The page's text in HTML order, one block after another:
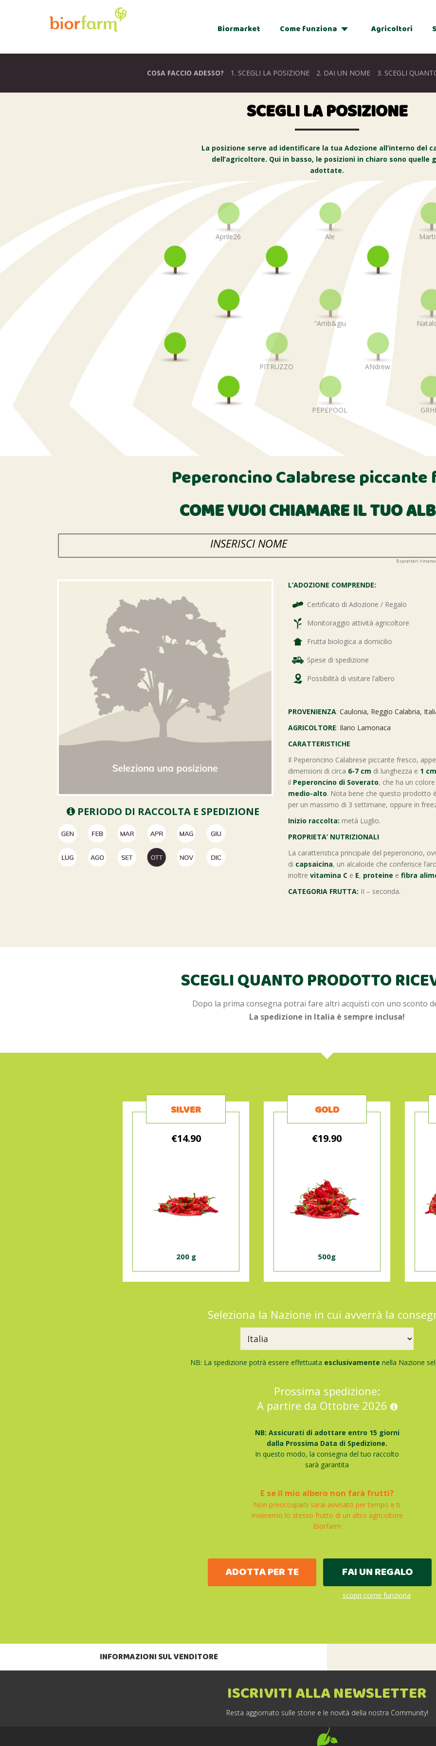
Biormarket Come funziona Agricoltori
COSA FACCIO ADESSO? 1. SCEGLI LA POSIZIONE 2. DAI UN NOME 3. SCEGLI
SCEGLI LA POSIZIONE
La posizione serve ad identificare la tua Adozione all’interno del
dell’agricoltore. Qui in basso, le posizioni in chiaro sono quelle
adottate.
Aprile26 Ale
"Amb&giu
PITRUZZO ANdrew
PEPEPOOL
Peperoncino Calabrese piccante
COME VUOI CHIAMARE IL TUO
8caratteri
PERIODO DI RACCOLTA E SPEDIZIONE
L’ADOZIONE COMPRENDE:
Certificato di Adozione / Regalo
Monitoraggio attività agricoltore
Frutta biologica a domicilio
Spese di spedizione
Possibilità di visitare l’albero
PROVENIENZA: Caulonia, Reggio Calabria,
AGRICOLTORE: Ilario Lamonaca
CARATTERISTICHE
Il Peperoncino Calabrese piccante fresco,
dimensioni di circa 6-7 cm di lunghezza e 1 cm
il Peperoncino di Soverato, che ha un colore
medio-alto. Nota bene che questo prodotto
per un massimo di 3 settimane, oppure in
Inizio raccolta: metà Luglio.
PROPRIETA’ NUTRIZIONALI
La caratteristica principale del peperoncino,
di capsaicina, un alcaloide che conferisce
inoltre vitamina C e E, proteine e fibra
CATEGORIA FRUTTA: II – seconda.
SCEGLI QUANTO PRODOTTO
Dopo la prima consegna potrai fare altri acquisti con uno sconto
La spedizione in Italia è sempre inclusa!
SILVER
€14.90
200 g
GOLD
€19.90
500g
Seleziona la Nazione in cui avverrà la
NB: La spedizione potrà essere effettuata esclusivamente nella Nazione
Prossima spedizione:
A partire da Ottobre 2026
NB: Assicurati di adottare entro 15 giorni
dalla Prossima Data di Spedizione.
In questo modo, la consegna del tuo raccolto
sarà garantita
E se il mio albero non farà frutti?
Non preoccuparti sarai avvisato per tempo e ti
invieremo lo stesso frutto di un altro agricoltore
Biorfarm
ADOTTA PER TE FAI UN REGALO
scopri come funziona
INFORMAZIONI SUL VENDITORE
ISCRIVITI ALLA NEWSLETTER
Resta aggiornato sulle storie e le novità della nostra Community!